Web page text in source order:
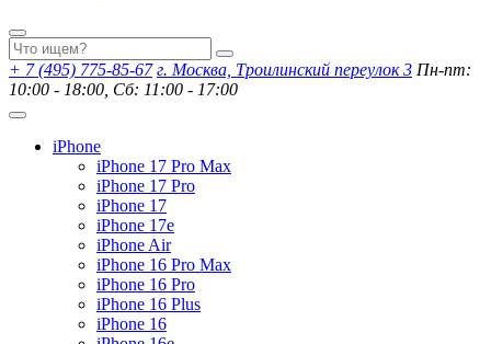
+ 7 (495) 775-85-67 г. Москва, Троилинский переулок 3 Пн-пт:
10:00 - 18:00, Сб: 11:00 - 17:00
iPhone
iPhone 17 Pro Max
iPhone 17 Pro
iPhone 17
iPhone 17e
iPhone Air
iPhone 16 Pro Max
iPhone 16 Pro
iPhone 16 Plus
iPhone 16